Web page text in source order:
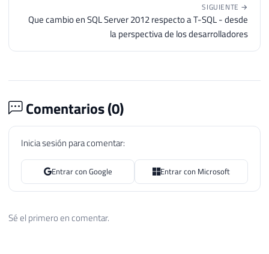
SIGUIENTE →
Que cambio en SQL Server 2012 respecto a T-SQL - desde
la perspectiva de los desarrolladores
Comentarios (0)
Inicia sesión para comentar:
Entrar con Google Entrar con Microsoft
Sé el primero en comentar.